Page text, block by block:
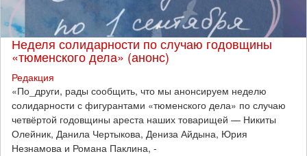
Неделя солидарности по случаю годовщины
«тюменского дела» (анонс)
Редакция
​«По_други, рады сообщить, что мы анонсируем неделю
солидарности с фигурантами «тюменского дела» по случаю
четвёртой годовщины ареста наших товарищей — Никиты
Олейник, Данила Чертыкова, Дениза Айдына, Юрия
Незнамова и Романа Паклина, -